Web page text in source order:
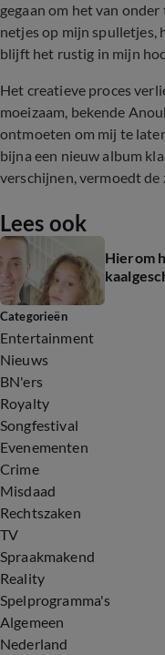
gegaan om het van
netjes op mijn spulletjes,
blijft het rustig in mijn
Het creatieve proces
moeizaam, bekende
ontmoeten om mij te
bijna een nieuw album
verschijnen, vermoedt de
Lees ook
Hierom
Categorieën
Entertainment
Nieuws
BN'ers
Royalty
Songfestival
Evenementen
Crime
Misdaad
Rechtszaken
TV
Spraakmakend
Reality
Spelprogramma's
Algemeen
Nederland